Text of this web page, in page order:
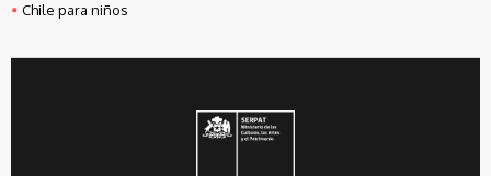
Chile para niños